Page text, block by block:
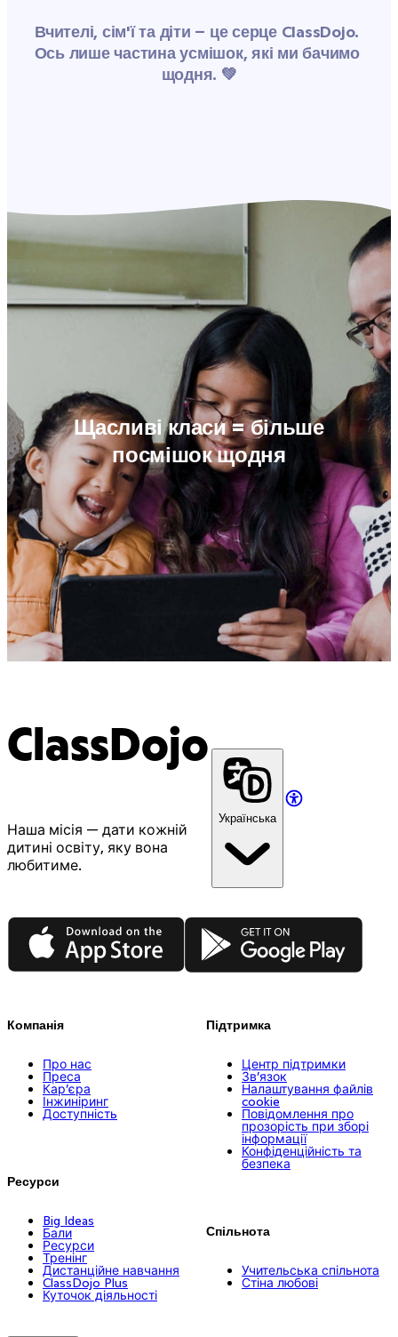
Вчителі, сім'ї та діти – це серце ClassDojo.
Ось лише частина усмішок, які ми бачимо
щодня. 💚
Щасливі класи = більше
посмішок щодня
ClassDojo
Наша місія — дати кожній
дитині освіту, яку вона
любитиме.
Українська
App Store Google Play
Компанія
Про нас
Преса
Кар’єра
Інжиніринг
Доступність
Ресурси
Big Ideas
Бали
Ресурси
Тренінг
Дистанційне навчання
ClassDojo Plus
Куточок діяльності
Підтримка
Центр підтримки
Зв’язок
Налаштування файлів
cookie
Повідомлення про
прозорість при зборі
інформації
Конфіденційність та
безпека
Спільнота
Учительська спільнота
Стіна любові